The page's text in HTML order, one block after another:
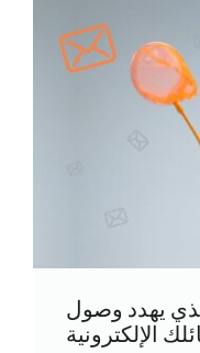
الفخ رقم 1 الذي يهدد وصول
الإلكترونية